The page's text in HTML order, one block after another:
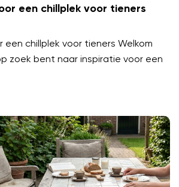
een chillplek voor tieners
een chillplek voor tieners Welkom
zoek bent naar inspiratie voor een